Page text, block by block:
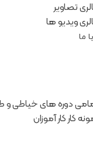
تصاویر
ویدیو ها
دوره های خیاطی و
کار کار آموزان